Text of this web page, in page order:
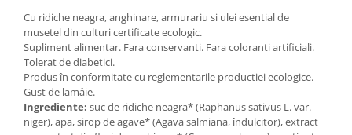
Dulciuri bio
Guma de mestecat bio
Snacksuri
Seminte, fructe uscate, samburi
Mixuri, condimente si mirodenii
Cu ridiche neagra, anghinare, armurariu si ulei esential de
musetel din culturi certificate ecologic.
Supliment alimentar. Fara conservanti. Fara coloranti artificiali.
Tolerat de diabetici.
Produs în conformitate cu reglementarile productiei ecologice.
Gust de lamâie.
Ingrediente: suc de ridiche neagra* (Raphanus sativus L. var.
niger), apa, sirop de agave* (Agava salmiana, îndulcitor), extract